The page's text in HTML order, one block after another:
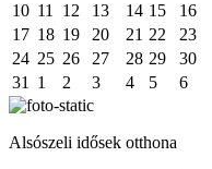
10 11 12 13 14 15
16
17 18 19 20 21 22
23
24 25 26 27 28 29
30
31
1 2 3 4 5 6
Alsószeli idősek otthona